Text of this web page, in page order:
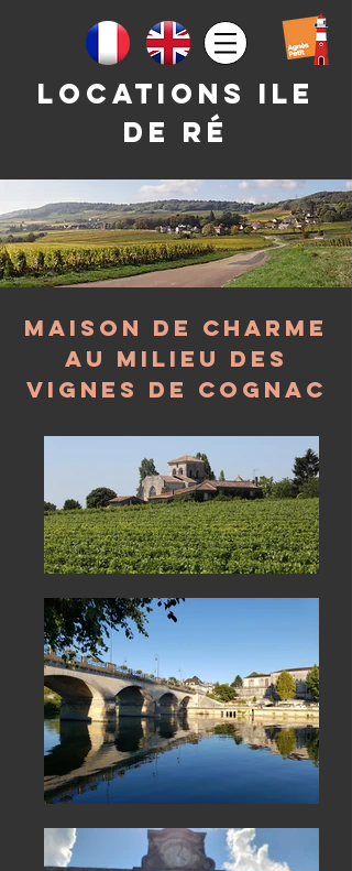
Locations ile
de rÉ
Maison de charme
au milieu des
vignes de Cognac